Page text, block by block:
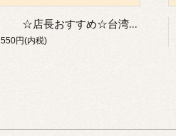
☆店長おすすめ☆台湾屋台で大人気☆ 成功胡椒餅（フージャオビン：こしょうもち）／１個／※冷凍または冷蔵発送のみ【常温発送不可】／◆別途クール便代がかかります
550円(内税)